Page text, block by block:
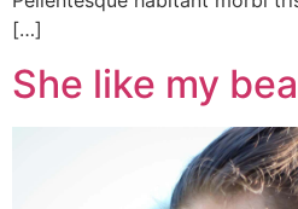
[…]
She like my